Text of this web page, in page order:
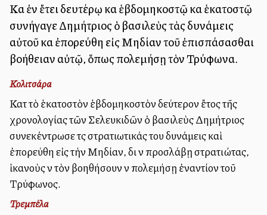
Καὶ ἐν ἔτει δευτέρῳ καὶ ἑβδομηκοστῷ καὶ ἑκατοστῷ
συνήγαγε Δημήτριος ὁ βασιλεὺς τὰς δυνάμεις
αὐτοῦ καὶ ἐπορεύθη εἰς Μηδίαν τοῦ ἐπισπάσασθαι
βοήθειαν αὐτῷ, ὅπως πολεμήσῃ τὸν Τρύφωνα.
Κολιτσάρα
Κατὰ τὸ ἑκατοστὸν ἑβδομηκοστὸν δεύτερον ἔτος τῆς
χρονολογίας τῶν Σελευκιδῶν ὁ βασιλεὺς Δημήτριος
συνεκέντρωσε τὰς στρατιωτικάς του δυνάμεις καὶ
ἐπορεύθη εἰς τὴν Μηδίαν, διὰ νὰ προσλάβῃ στρατιώτας,
ἱκανοὺς νὰ τὸν βοηθήσουν νὰ πολεμήσῃ ἐναντίον τοῦ
Τρύφωνος.
Τρεμπέλα